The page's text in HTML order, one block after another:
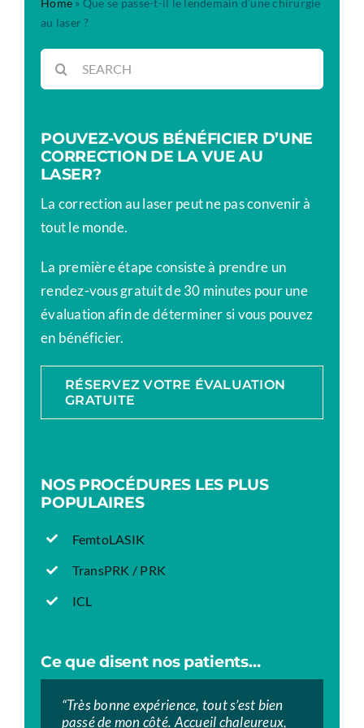
au laser ?
Rechercher:
POUVEZ-VOUS BÉNÉFICIER D’UNE
CORRECTION DE LA VUE AU
LASER?
La correction au laser peut ne pas convenir à
tout le monde.
La première étape consiste à prendre un
rendez-vous gratuit de 30 minutes pour une
évaluation afin de déterminer si vous pouvez
en bénéficier.
RÉSERVEZ VOTRE ÉVALUATION
GRATUITE
NOS PROCÉDURES LES PLUS
POPULAIRES
FemtoLASIK
TransPRK / PRK
ICL
Ce que disent nos patients…
“Très bonne expérience, tout s’est bien
passé de mon côté. Accueil chaleureux,
“”Très bon centre.
À chacune de mes visites, le personnel
“”Excellente prise en charge tout au long
des RDV, de la 1ère consultation jusqu’à